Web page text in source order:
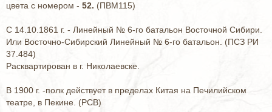
цвета с номером - 52. (ПВМ115)
С 14.10.1861 г. - Линейный № 6-го батальон Восточной Сибири.
Или Восточно-Сибирский Линейный № 6-го батальон. (ПСЗ РИ
37.484)
Расквартирован в г. Николаевске.
В 1900 г. -полк действует в пределах Китая на Печилийском
театре, в Пекине. (РСВ)